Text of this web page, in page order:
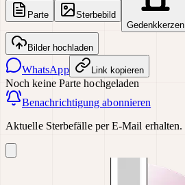
Parte
Sterbebild
Gedenkkerzen
Bilder hochladen
WhatsApp Link kopieren
Noch keine Parte hochgeladen
Benachrichtigung abonnieren
Aktuelle Sterbefälle per E-Mail erhalten.